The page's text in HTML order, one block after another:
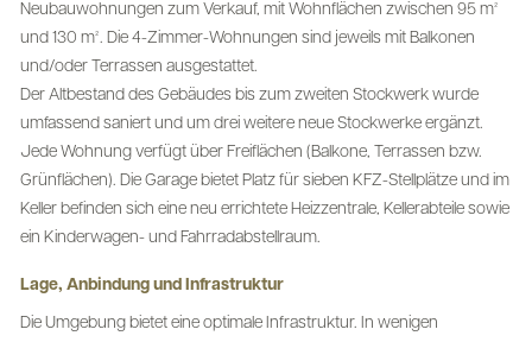
Neubauwohnungen zum Verkauf, mit Wohnflächen zwischen 95 m²
und 130 m². Die 4-Zimmer-Wohnungen sind jeweils mit Balkonen
und/oder Terrassen ausgestattet.
Der Altbestand des Gebäudes bis zum zweiten Stockwerk wurde
umfassend saniert und um drei weitere neue Stockwerke ergänzt.
Jede Wohnung verfügt über Freiflächen (Balkone, Terrassen bzw.
Grünflächen). Die Garage bietet Platz für sieben KFZ-Stellplätze und im
Keller befinden sich eine neu errichtete Heizzentrale, Kellerabteile sowie
ein Kinderwagen- und Fahrradabstellraum.
Lage, Anbindung und Infrastruktur
Die Umgebung bietet eine optimale Infrastruktur. In wenigen